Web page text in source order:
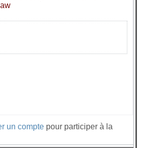
un compte pour participer à la